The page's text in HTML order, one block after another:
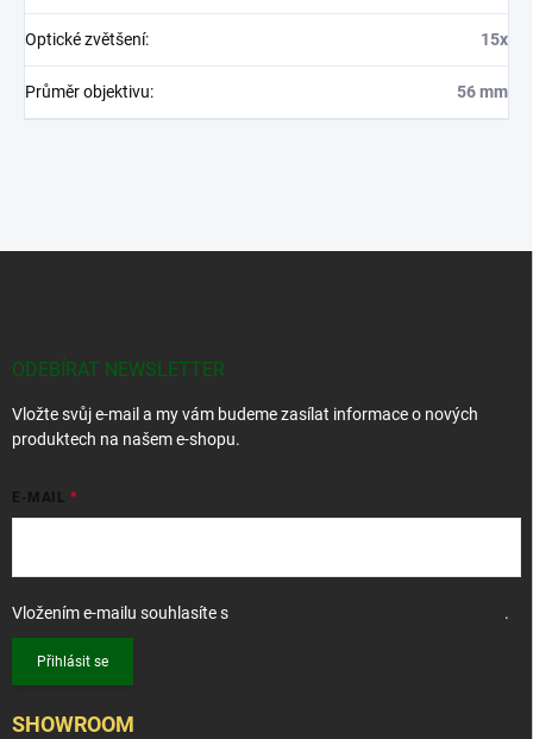
Optické zvětšení: 15x
Průměr objektivu: 56 mm
ODEBÍRAT NEWSLETTER
Vložte svůj e-mail a my vám budeme zasílat informace o nových
produktech na našem e-shopu.
E-MAIL
Vložením e-mailu souhlasíte s .
Přihlásit se
SHOWROOM